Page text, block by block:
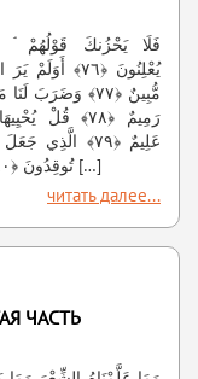
يُعْلِنُونَ ﴿٧٦﴾
مُّبِينٌ ﴿٧٧﴾
رَمِيمٌ ﴿٧٨﴾
عَلِيمٌ ﴿٧٩﴾
تُوقِدُونَ ﴿٨٠﴾ أَوَلَيْسَ الَّذِي خَلَقَ السَّمَاوَاتِ وَالْأَرْضَ بِقَادِرٍ […]
читать далее...
ЧАСТЬ